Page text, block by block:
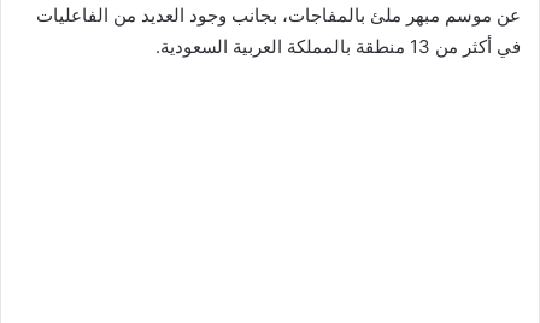
عن موسم مبهر ملئ بالمفاجات، بجانب وجود العديد من الفاعليات
في أكثر من 13 منطقة بالمملكة العربية السعودية.